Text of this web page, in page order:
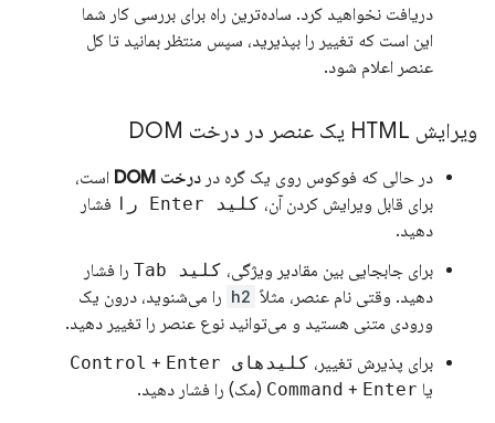
دریافت نخواهید کرد. ساده‌ترین راه برای بررسی کار شما
این است که تغییر را بپذیرید، سپس منتظر بمانید تا کل
عنصر اعلام شود.
ویرایش HTML یک عنصر در درخت DOM
در حالی که فوکوس روی یک گره در درخت DOM
است،
برای قابل ویرایش کردن آن، کلید Enter را
فشار
دهید.
برای جابجایی بین مقادیر ویژگی، کلید Tab
را فشار
دهید. وقتی نام عنصر، مثلاً h2 را می‌شنوید، درون یک
ورودی متنی هستید و می‌توانید نوع عنصر را تغییر دهید.
برای پذیرش تغییر، کلیدهای Control + Enter
یا Command + Enter (مک) را فشار دهید.